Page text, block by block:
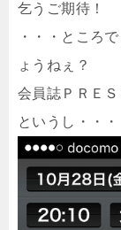
乞うご期待！
・・・ところ
ょうねぇ？
会員誌ＰＲＥ
というし・・・